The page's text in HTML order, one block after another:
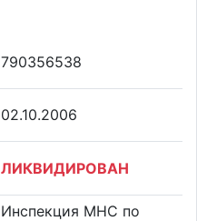
790356538
02.10.2006
ЛИКВИДИРОВАН
Инспекция МНС по